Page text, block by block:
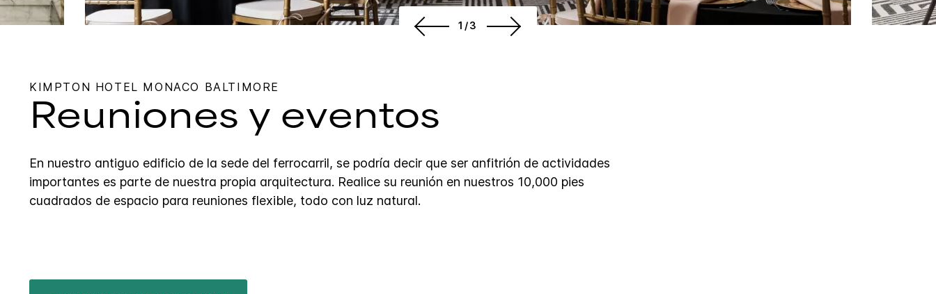
1/3
KIMPTON HOTEL MONACO BALTIMORE
Reuniones y eventos
En nuestro antiguo edificio de la sede del ferrocarril, se podría decir que ser anfitrión de actividades
importantes es parte de nuestra propia arquitectura. Realice su reunión en nuestros 10,000 pies
cuadrados de espacio para reuniones flexible, todo con luz natural.